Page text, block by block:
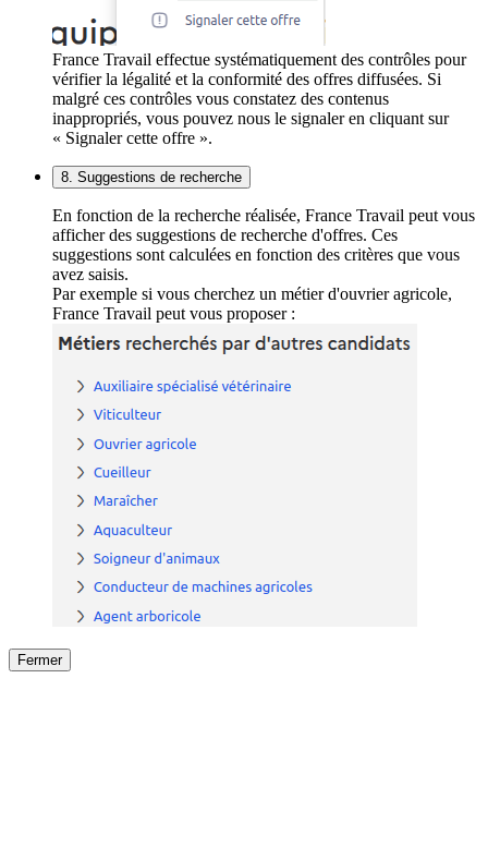
France Travail effectue systématiquement des contrôles pour
vérifier la légalité et la conformité des offres diffusées. Si
malgré ces contrôles vous constatez des contenus
inappropriés, vous pouvez nous le signaler en cliquant sur
« Signaler cette offre ».
8. Suggestions de recherche
En fonction de la recherche réalisée, France Travail peut vous
afficher des suggestions de recherche d'offres. Ces
suggestions sont calculées en fonction des critères que vous
avez saisis.
Par exemple si vous cherchez un métier d'ouvrier agricole,
France Travail peut vous proposer :
Fermer